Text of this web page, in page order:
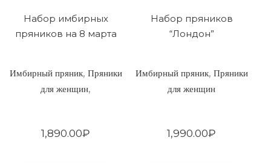
Набор имбирных
пряников на 8 марта
Имбирный пряник, Пряники
для женщин,
1,890.00₽
Набор пряников
“Лондон”
Имбирный пряник, Пряники
для женщин
1,990.00₽